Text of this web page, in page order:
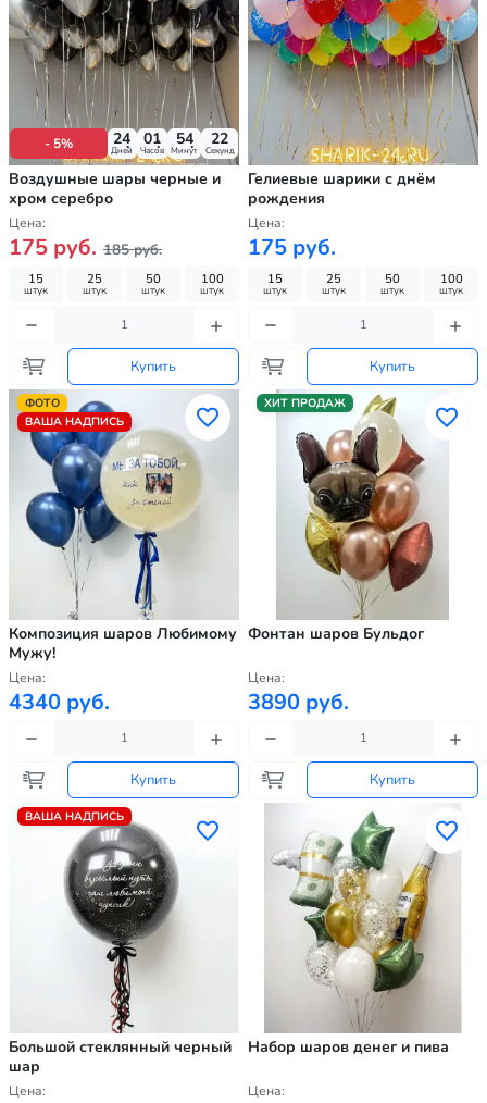
- 5% 24
Дней
01
Часов
54
Минут
21
Секунд
Воздушные шары черные и
хром серебро
Цена:
175 руб. 185 руб.
15
штук
25
штук
50
штук
100
штук
Купить
Гелиевые шарики с днём
рождения
Цена:
175 руб.
15
штук
25
штук
50
штук
100
штук
Купить
ФОТО
ВАША НАДПИСЬ
Композиция шаров Любимому
Мужу!
Цена:
4340 руб.
Купить
ХИТ ПРОДАЖ
Фонтан шаров Бульдог
Цена:
3890 руб.
Купить
ВАША НАДПИСЬ
Большой стеклянный черный
шар
Цена:
Набор шаров денег и пива
Цена: